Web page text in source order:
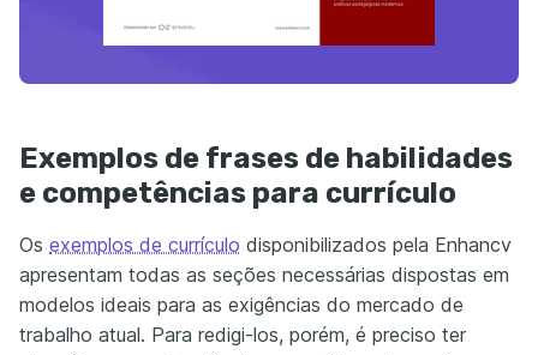
Exemplos de frases de habilidades
e competências para currículo
Os exemplos de currículo disponibilizados pela Enhancv
apresentam todas as seções necessárias dispostas em
modelos ideais para as exigências do mercado de
trabalho atual. Para redigi-los, porém, é preciso ter